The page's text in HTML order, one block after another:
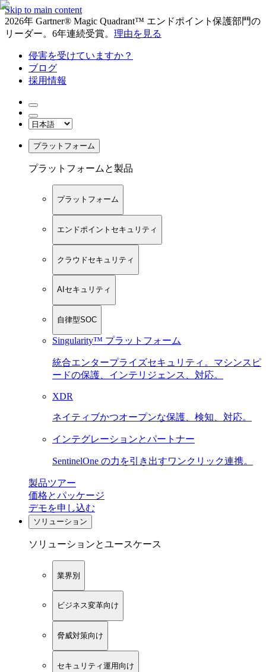
Skip to main content
2026年 Gartner® Magic Quadrant™ エンドポイント保護部門の
リーダー。6年連続受賞。 理由を見る
侵害を受けていますか？
ブログ
採用情報
プラットフォーム
プラットフォームと製品
プラットフォーム
エンドポイントセキュリティ
クラウドセキュリティ
AIセキュリティ
自律型SOC
Singularity™ プラットフォーム
統合エンタープライズセキュリティ。マシンスピ
ードの保護、インテリジェンス、対応。
XDR
ネイティブかつオープンな保護、検知、対応。
インテグレーションとパートナー
SentinelOne の力を引き出すワンクリック連携。
製品ツアー
価格とパッケージ
デモを申し込む
ソリューション
ソリューションとユースケース
業界別
ビジネス変革向け
脅威対策向け
セキュリティ運用向け